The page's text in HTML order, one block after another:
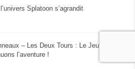
Splatoon s’agrandit
– Les Deux Tours : Le Jeu de Plis
l’aventure !